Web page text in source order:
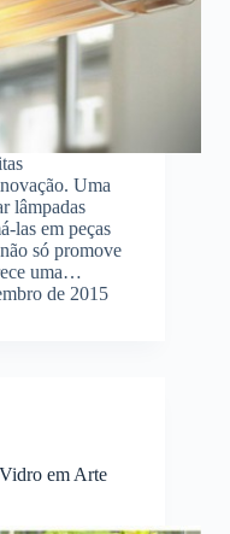
Uma
lâmpadas
las em peças
só promove
uma…
de 2015
em Arte